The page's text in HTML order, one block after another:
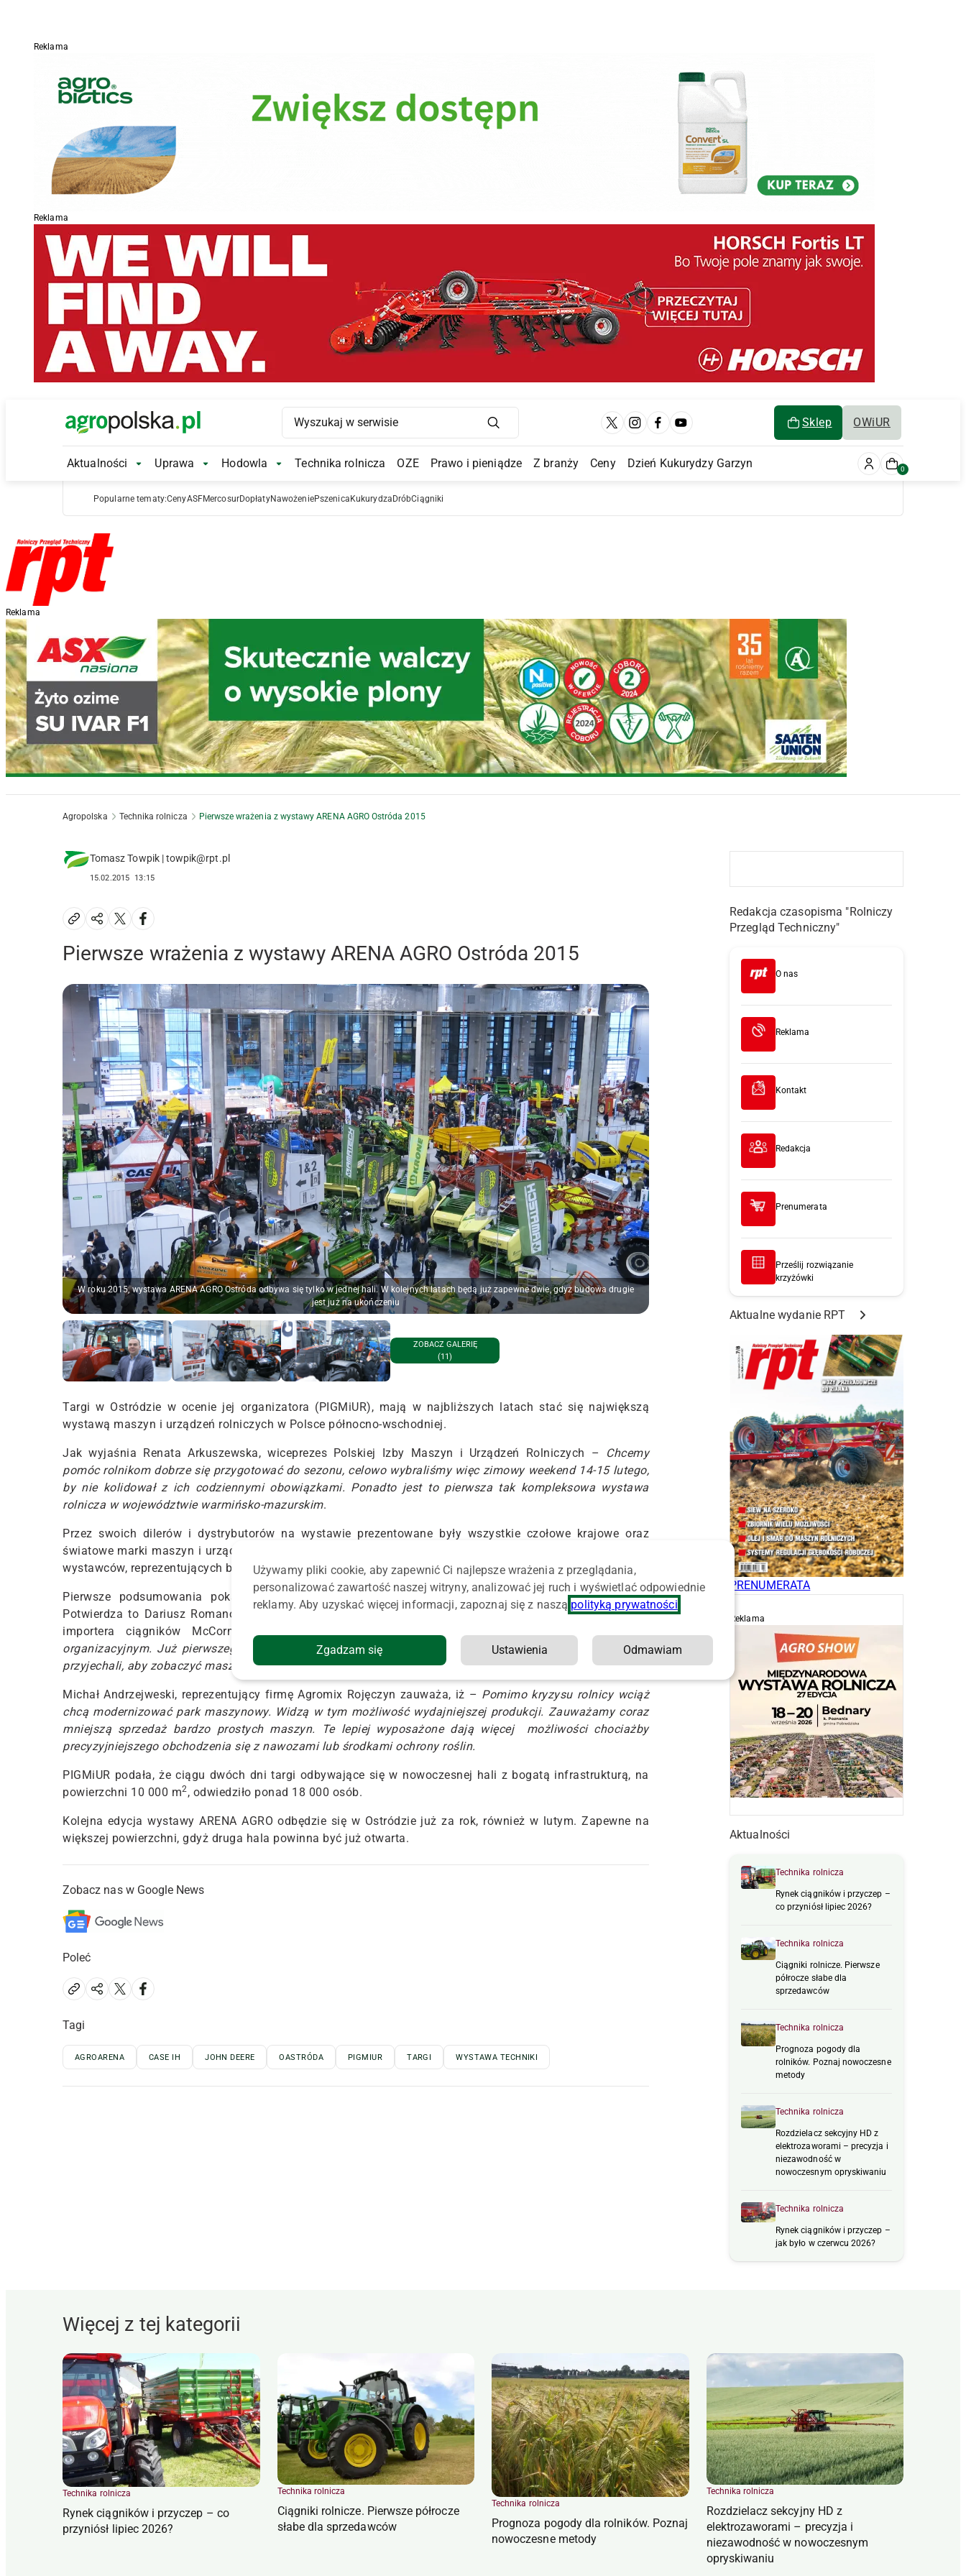
Reklama
Reklama
Main Logo Sklep OWiUR
Main Navigation
Aktualności Aktualności Submenu
Uprawa Uprawa Submenu
Hodowla Hodowla Submenu
Technika rolnicza OZE Prawo i pieniądze Z branży Ceny Dzień Kukurydzy Garzyn 0
Popularne tematy:CenyASFMercosurDopłatyNawożeniePszenica Kukurydza DróbCiągniki
Reklama
Agropolska Technika rolnicza Pierwsze wrażenia z wystawy ARENA AGRO Ostróda 2015
Tomasz Towpik | towpik@rpt.pl
15.02.2015 13:15
Pierwsze wrażenia z wystawy ARENA AGRO Ostróda 2015
W roku 2015, wystawa ARENA AGRO Ostróda odbywa się tylko w jednej hali. W kolejnych latach będą już zapewne dwie, gdyż budowa drugie
jest już na ukończeniu
ZOBACZ GALERIĘ
(11)
Targi w Ostródzie w ocenie jej organizatora (PIGMiUR), mają w najbliższych latach stać się największą
wystawą maszyn i urządzeń rolniczych w Polsce północno-wschodniej.
Jak wyjaśnia Renata Arkuszewska, wiceprezes Polskiej Izby Maszyn i Urządzeń Rolniczych –
Chcemy
pomóc rolnikom dobrze się przygotować do sezonu, celowo wybraliśmy więc zimowy weekend 14-15 lutego,
by nie kolidował z ich codziennymi obowiązkami. Ponadto jest to pierwsza tak kompleksowa wystawa
rolnicza w województwie warmińsko-mazurskim.
Przez swoich dilerów i dystrybutorów na wystawie prezentowane były wszystkie czołowe krajowe oraz
światowe marki maszyn i urządzeń rolniczych. Podczas wystawy można było zobaczyć stoiska niemal 100
wystawców, reprezentujących blisko 150 krajowych i zagranicznych marek maszyn i urządzeń rolniczych.
Pierwsze podsumowania pokazują, iż wystawa w Ostródzie cieszyła się sporym zainteresowaniem.
Potwierdza to Dariusz Romanowski
, odpowiedzialny za marketing w firmie Romanowski, m.in. głównego
importera ciągników McCormick –
organizacyjnym. Już pierwszego dnia, w sobotę 14 lutego byliśmy pod wrażeniem liczby rolników, którzy
przyjechali, aby zobaczyć maszyny.
Michał Andrzejweski, reprezentujący firmę Agromix Rojęczyn zauważa, iż – Pomimo kryzysu rolnicy wciąż
chcą modernizować park maszynowy. Widzą w tym możliwość wydajniejszej produkcji. Zauważamy coraz
mniejszą sprzedaż bardzo prostych maszyn. Te lepiej wyposażone dają więcej możliwości chociażby
precyzyjniejszego obchodzenia się z nawozami lub środkami ochrony roślin.
PIGMiUR podała, że ciągu dwóch dni targi odbywające się w nowoczesnej hali z bogatą infrastrukturą, na
powierzchni 10 000 m2, odwiedziło ponad 18 000 osób.
Kolejna edycja wystawy ARENA AGRO odbędzie się w Ostródzie już za rok, również w lutym. Zapewne na
większej powierzchni, gdyż druga hala powinna być już otwarta.
Zobacz nas w Google News
Poleć
Tagi
AGROARENA CASE IH JOHN DEERE OASTRÓDA PIGMIUR TARGI WYSTAWA TECHNIKI
Redakcja czasopisma "Rolniczy
Przegląd Techniczny"
O nas
Reklama
Kontakt
Redakcja
Prenumerata
Prześlij rozwiązanie
krzyżówki
Aktualne wydanie RPT
PRENUMERATA
Reklama
Aktualności
Technika rolnicza
Rynek ciągników i przyczep –
co przyniósł lipiec 2026?
Technika rolnicza
Ciągniki rolnicze. Pierwsze
półrocze słabe dla
sprzedawców
Technika rolnicza
Prognoza pogody dla
rolników. Poznaj nowoczesne
metody
Technika rolnicza
Rozdzielacz sekcyjny HD z
elektrozaworami – precyzja i
niezawodność w
nowoczesnym opryskiwaniu
Technika rolnicza
Rynek ciągników i przyczep –
jak było w czerwcu 2026?
Więcej z tej kategorii
Technika rolnicza
Rynek ciągników i przyczep – co
przyniósł lipiec 2026?
Technika rolnicza
Ciągniki rolnicze. Pierwsze półrocze
słabe dla sprzedawców
Technika rolnicza
Prognoza pogody dla rolników. Poznaj
nowoczesne metody
Technika rolnicza
Rozdzielacz sekcyjny HD z
elektrozaworami – precyzja i
niezawodność w nowoczesnym
opryskiwaniu
Używamy pliki cookie, aby zapewnić Ci najlepsze wrażenia z przeglądania,
personalizować zawartość naszej witryny, analizować jej ruch i wyświetlać odpowiednie
reklamy. Aby uzyskać więcej informacji, zapoznaj się z naszą polityką prywatności
Zgadzam się Ustawienia Odmawiam